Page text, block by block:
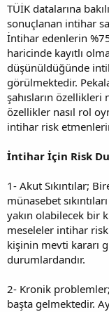
TÜİK datalarına
sonuçlanan intihar
İntihar edenlerin
haricinde kayıtlı
düşünüldüğünde
görülmektedir.
şahısların
özellikler nasıl rol
intihar risk
İntihar İçin Risk
1- Akut Sıkıntılar;
münasebet
yakın olabilecek bir
meseleler intihar
kişinin mevti kararı
durumlardandır.
2- Kronik
başta gelmektedir.